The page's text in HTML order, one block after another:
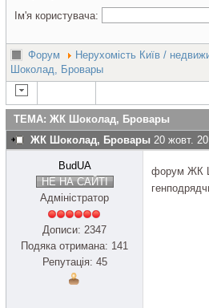
Ім'я користувача:
Форум Нерухомість Київ /
Шоколад, Бровары
ТЕМА: ЖК Шоколад, Бровары
ЖК Шоколад, Бровары 20 жовт.
BudUA
НЕ НА САЙТІ
Адміністратор
Дописи: 2347
Подяка отримана: 141
Репутація: 45
форум ЖК